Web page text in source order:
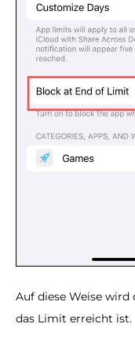
Auf diese Weise
das Limit erreicht ist.